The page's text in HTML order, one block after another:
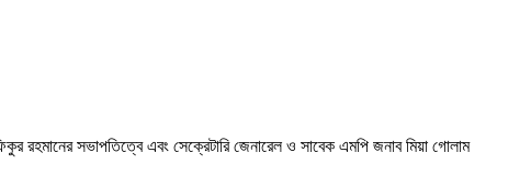
রহমানের সভাপতিত্বে এবং সেক্রেটারি জেনারেল ও সাবেক এমপি জনাব মিয়া গোলাম